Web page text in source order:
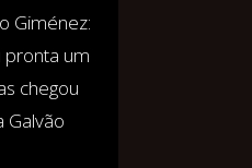
Giménez:
pronta um
chegou
Galvão